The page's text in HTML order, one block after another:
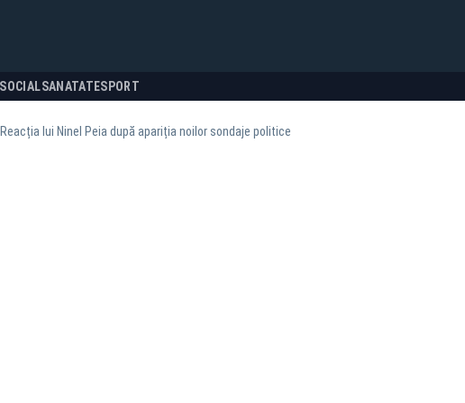
SOCIALSANATATESPORT
Reacția lui Ninel Peia după apariția noilor sondaje politice